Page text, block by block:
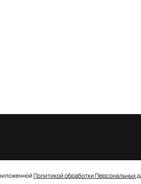
Политикой обработки Персональных
августа